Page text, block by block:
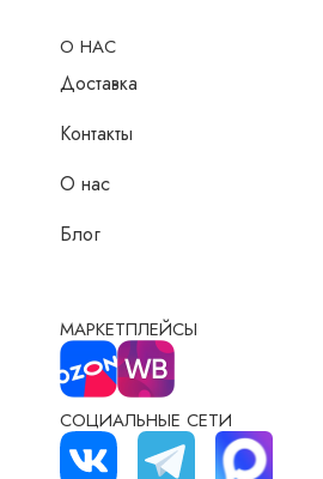
О НАС
Доставка
Контакты
О нас
Блог
МАРКЕТПЛЕЙСЫ
СОЦИАЛЬНЫЕ СЕТИ